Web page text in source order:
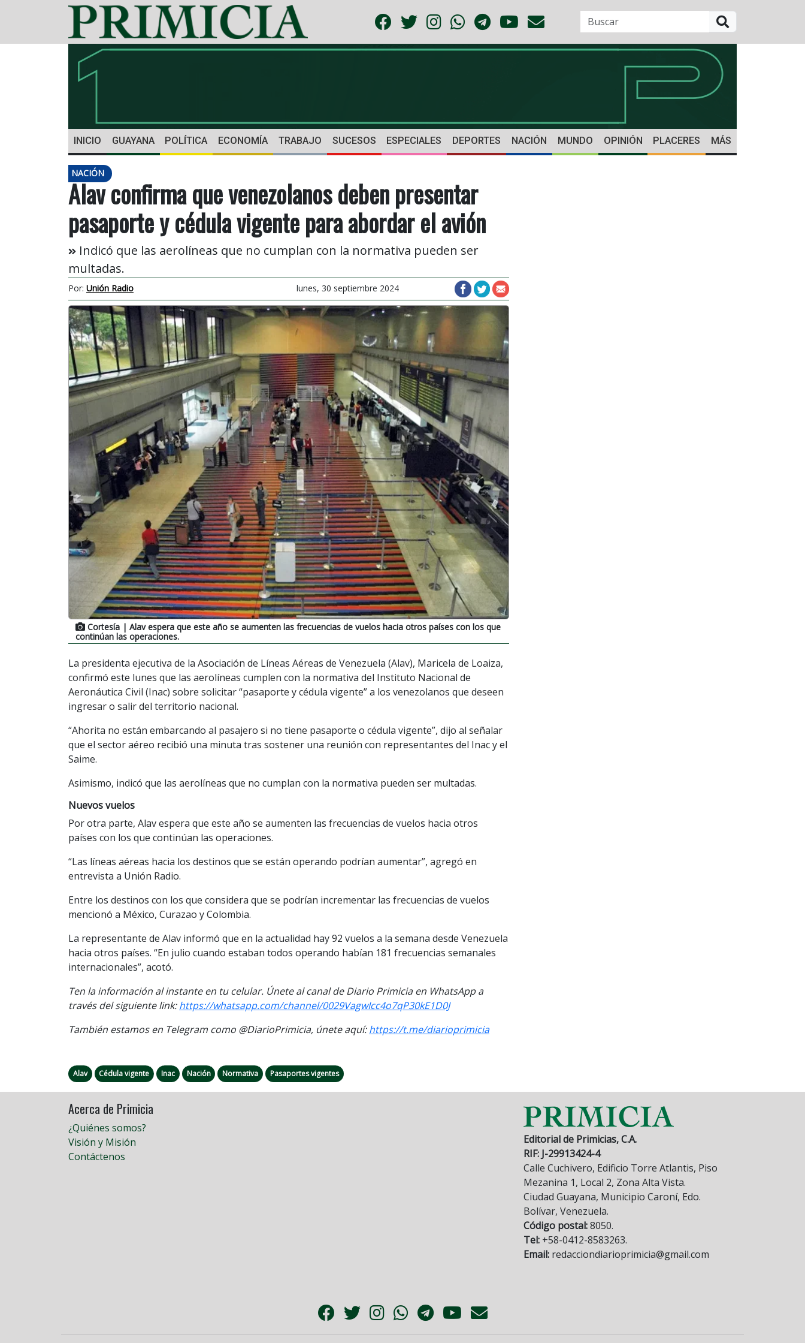
INICIO GUAYANA POLÍTICA ECONOMÍA TRABAJO SUCESOS ESPECIALES DEPORTES NACIÓN MUNDO OPINIÓN PLACERES MÁS
NACIÓN
Alav confirma que venezolanos deben presentar
pasaporte y cédula vigente para abordar el avión
Indicó que las aerolíneas que no cumplan con la normativa pueden ser
multadas.
Por: Unión Radio lunes, 30 septiembre 2024
Cortesía | Alav espera que este año se aumenten las frecuencias de vuelos hacia otros países con los que
continúan las operaciones.
La presidenta ejecutiva de la Asociación de Líneas Aéreas de Venezuela (Alav), Maricela de Loaiza,
confirmó este lunes que las aerolíneas cumplen con la normativa del Instituto Nacional de
Aeronáutica Civil (Inac) sobre solicitar “pasaporte y cédula vigente” a los venezolanos que deseen
ingresar o salir del territorio nacional.
“Ahorita no están embarcando al pasajero si no tiene pasaporte o cédula vigente”, dijo al señalar
que el sector aéreo recibió una minuta tras sostener una reunión con representantes del Inac y el
Saime.
Asimismo, indicó que las aerolíneas que no cumplan con la normativa pueden ser multadas.
Nuevos vuelos
Por otra parte, Alav espera que este año se aumenten las frecuencias de vuelos hacia otros
países con los que continúan las operaciones.
“Las líneas aéreas hacia los destinos que se están operando podrían aumentar”, agregó en
entrevista a Unión Radio.
Entre los destinos con los que considera que se podrían incrementar las frecuencias de vuelos
mencionó a México, Curazao y Colombia.
La representante de Alav informó que en la actualidad hay 92 vuelos a la semana desde Venezuela
hacia otros países. “En julio cuando estaban todos operando habían 181 frecuencias semanales
internacionales”, acotó.
Ten la información al instante en tu celular. Únete al canal de Diario Primicia en WhatsApp a
través del siguiente link:https://whatsapp.com/channel/0029VagwIcc4o7qP30kE1D0J
También estamos en Telegram como @DiarioPrimicia, únete aquí:https://t.me/diarioprimicia
Alav Cédula vigente Inac Nación Normativa Pasaportes vigentes
Acerca de Primicia
¿Quiénes somos?
Visión y Misión
Contáctenos
Editorial de Primicias, C.A.
RIF: J-29913424-4
Calle Cuchivero, Edificio Torre Atlantis, Piso
Mezanina 1, Local 2, Zona Alta Vista.
Ciudad Guayana, Municipio Caroní, Edo.
Bolívar, Venezuela.
Código postal:8050.
Tel: +58-0412-8583263.
Email: redacciondiarioprimicia@gmail.com